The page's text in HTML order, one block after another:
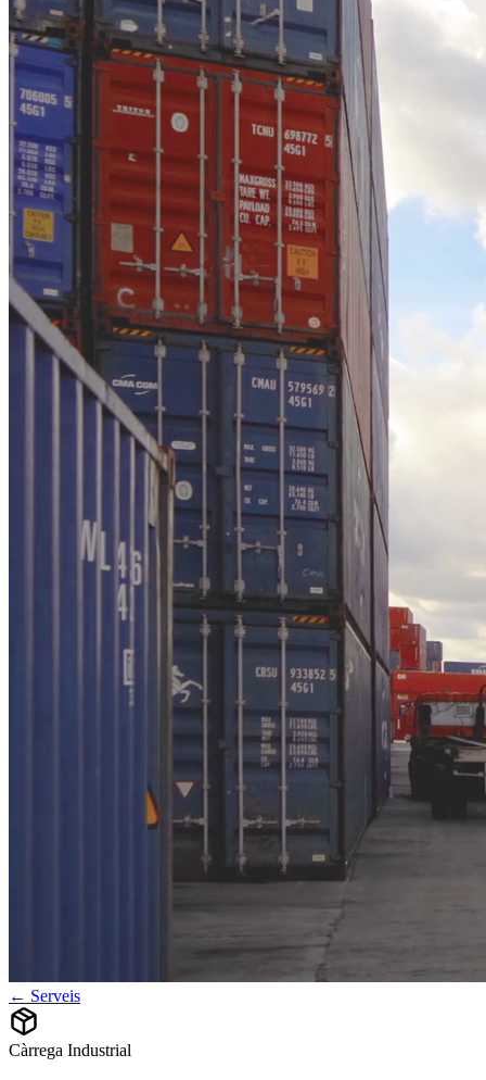
← Serveis
Càrrega Industrial